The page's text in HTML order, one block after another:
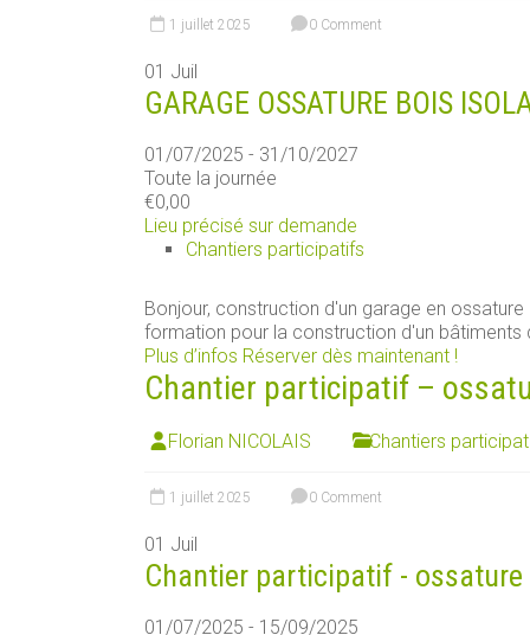
1 juillet 2025 0 Comment
01 Juil
GARAGE OSSATURE BOIS
01/07/2025 - 31/10/2027
Toute la journée
€0,00
Lieu précisé sur demande
Chantiers participatifs
Bonjour, construction d'un garage en
formation pour la construction d'un bâtiments
Plus d’infos Réserver dès maintenant !
Chantier participatif –
Florian NICOLAIS Chantiers
1 juillet 2025 0 Comment
01 Juil
Chantier participatif - ossature
01/07/2025 - 15/09/2025